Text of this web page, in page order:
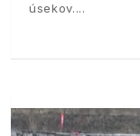
úsekov.